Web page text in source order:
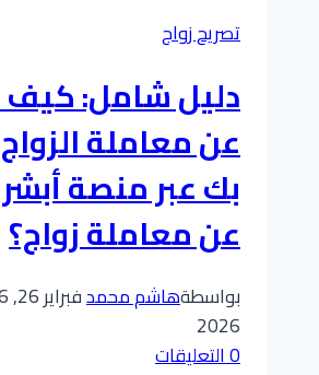
الزواج
بالرياض
تصريح زواج
دليل شامل:
عن معاملة
بك عبر منصة
عن معاملة زواج؟
بواسطةهاشم محمدفبراير 26, 2026
2026
0 التعليقات